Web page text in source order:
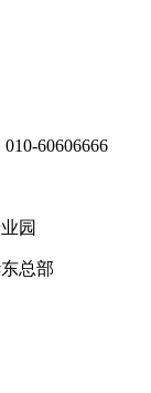
60606666
园
总部